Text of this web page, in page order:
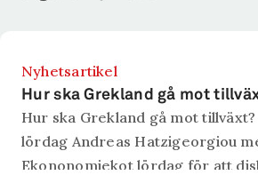
Nyhetsartikel
Hur ska Grekland gå mot
Hur ska Grekland gå mot
lördag Andreas Hatzigeorgiou
Ekononomiekot lördag för att